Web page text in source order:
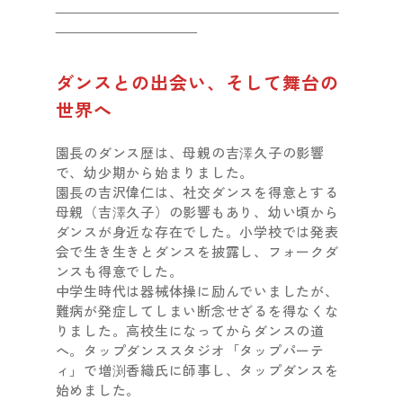
ダンスとの出会い、そして舞台の
世界へ
園長のダンス歴は、母親の吉澤久子の影響
で、幼少期から始まりました。
園長の吉沢偉仁は、社交ダンスを得意とする
母親（吉澤久子）の影響もあり、幼い頃から
ダンスが身近な存在でした。小学校では発表
会で生き生きとダンスを披露し、フォークダ
ンスも得意でした。
中学生時代は器械体操に励んでいましたが、
難病が発症してしまい断念せざるを得なくな
りました。高校生になってからダンスの道
へ。タップダンススタジオ「タップパーテ
ィ」で増渕香織氏に師事し、タップダンスを
始めました。